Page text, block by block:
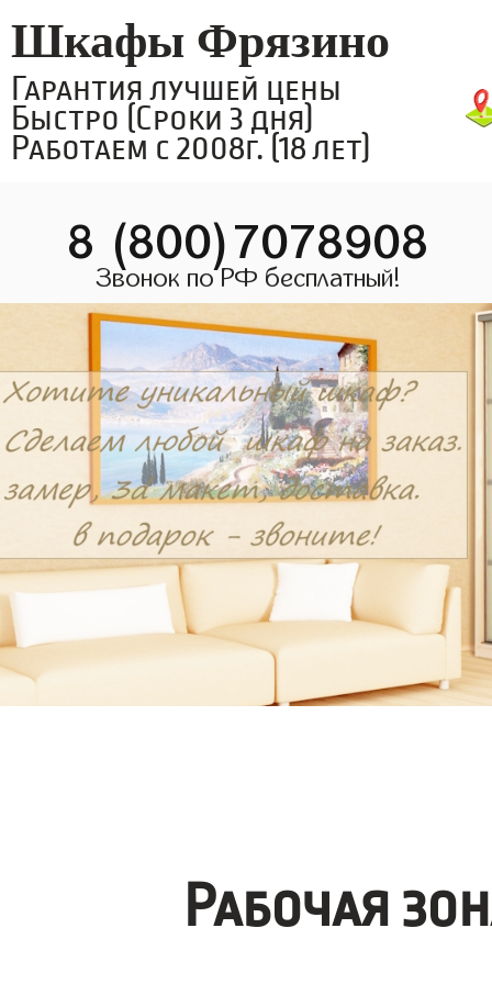
Шкафы Фрязино
Гарантия лучшей цены
Быстро (Сроки 3 дня)
Работаем с 2008г. (18 лет)
8 (800)7078908
Звонок по РФ бесплатный!
Рабочая